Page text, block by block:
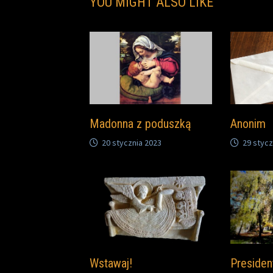
Madonna z poduszką
20 stycznia 2023
Anonim
29
Wstawaj!